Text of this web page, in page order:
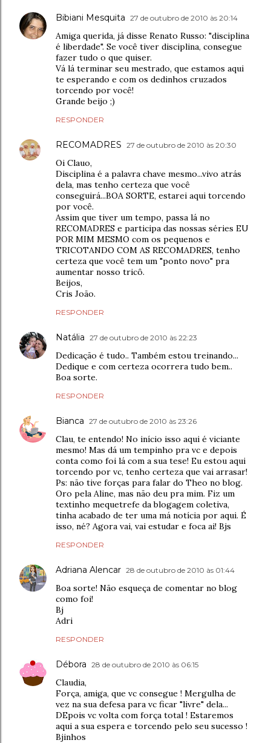
Bibiani Mesquita 27 de outubro de 2010 às 20:14
Amiga querida, já disse Renato Russo: "disciplina
é liberdade". Se você tiver disciplina, consegue
fazer tudo o que quiser.
Vá lá terminar seu mestrado, que estamos aqui
te esperando e com os dedinhos cruzados
torcendo por você!
Grande beijo ;)
RESPONDER
RECOMADRES 27 de outubro de 2010 às 20:30
Oi Clauo,
Disciplina é a palavra chave mesmo...vivo atrás
dela, mas tenho certeza que você
conseguirá...BOA SORTE, estarei aqui torcendo
por você.
Assim que tiver um tempo, passa lá no
RECOMADRES e participa das nossas séries EU
POR MIM MESMO com os pequenos e
TRICOTANDO COM AS RECOMADRES, tenho
certeza que você tem um "ponto novo" pra
aumentar nosso tricô.
Beijos,
Cris João.
RESPONDER
Natália 27 de outubro de 2010 às 22:23
Dedicação é tudo.. Também estou treinando...
Dedique e com certeza ocorrera tudo bem..
Boa sorte.
RESPONDER
Bianca 27 de outubro de 2010 às 23:26
Clau, te entendo! No início isso aqui é viciante
mesmo! Mas dá um tempinho pra vc e depois
conta como foi lá com a sua tese! Eu estou aqui
torcendo por vc, tenho certeza que vai arrasar!
Ps: não tive forças para falar do Theo no blog.
Oro pela Aline, mas não deu pra mim. Fiz um
textinho mequetrefe da blogagem coletiva,
tinha acabado de ter uma má notícia por aqui. É
isso, né? Agora vai, vai estudar e foca ai! Bjs
RESPONDER
Adriana Alencar 28 de outubro de 2010 às 01:44
Boa sorte! Não esqueça de comentar no blog
como foi!
Bj
Adri
RESPONDER
Débora 28 de outubro de 2010 às 06:15
Claudia,
Força, amiga, que vc consegue ! Mergulha de
vez na sua defesa para vc ficar "livre" dela...
DEpois vc volta com força total ! Estaremos
aqui a sua espera e torcendo pelo seu sucesso !
Bjinhos